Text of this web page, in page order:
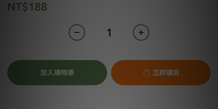
NT$188
加入購物車 立即購買